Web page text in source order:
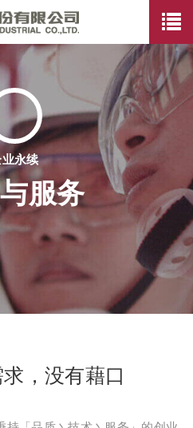
永续
服务
，没有藉口